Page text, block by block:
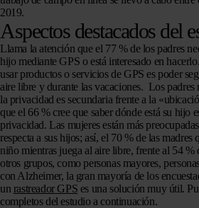
2019.
Aspectos destacados del
Llama la atención que el 77 % de los padres
hijo mediante GPS o está interesado en
usar productos o servicios de GPS es poder
aire libre y durante las vacaciones. Los padres
la privacidad es secundaria frente a la
que el 66 % cree que saber dónde está su hijo
privacidad. Las mujeres están más
respecta a sus hijos; así, el 70 % de las madres
niño mientras juega al aire libre, frente al 54 %
otros grupos, como personas mayores,
con Alzheimer, la gran mayoría de los
un rastreador GPS es una solución muy útil.
completos del estudio a continuación.